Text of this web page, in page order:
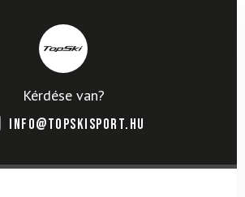
Kérdése van?
info@topskisport.hu